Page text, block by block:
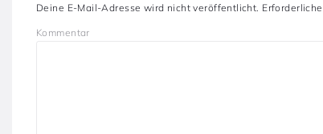
Deine E-Mail-Adresse wird nicht veröffentlicht.
Kommentar